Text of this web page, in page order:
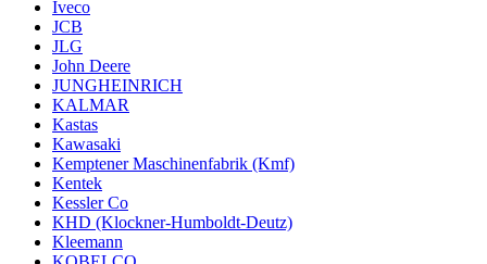
Iveco
JCB
JLG
John Deere
JUNGHEINRICH
KALMAR
Kastas
Kawasaki
Kemptener Maschinenfabrik (Kmf)
Kentek
Kessler Co
KHD (Klockner-Humboldt-Deutz)
Kleemann